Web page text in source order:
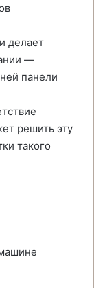
делает
—
панели
решить эту
такого